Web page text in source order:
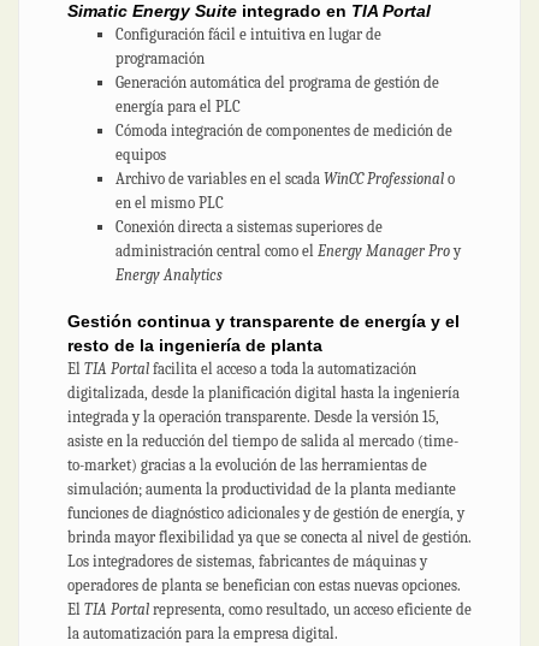
Simatic Energy Suite integrado en TIA Portal
Configuración fácil e intuitiva en lugar de
programación
Generación automática del programa de gestión de
energía para el PLC
Cómoda integración de componentes de medición de
equipos
Archivo de variables en el scada WinCC Professional o
en el mismo PLC
Conexión directa a sistemas superiores de
administración central como el Energy Manager Proy
Energy Analytics
Gestión continua y transparente de energía y el
resto de la ingeniería de planta
El TIA Portal facilita el acceso a toda la automatización
digitalizada, desde la planificación digital hasta la ingeniería
integrada y la operación transparente. Desde la versión 15,
asiste en la reducción del tiempo de salida al mercado (time-
to-market) gracias a la evolución de las herramientas de
simulación; aumenta la productividad de la planta mediante
funciones de diagnóstico adicionales y de gestión de energía, y
brinda mayor flexibilidad ya que se conecta al nivel de gestión.
Los integradores de sistemas, fabricantes de máquinas y
operadores de planta se benefician con estas nuevas opciones.
El TIA Portal representa, como resultado, un acceso eficiente de
la automatización para la empresa digital.